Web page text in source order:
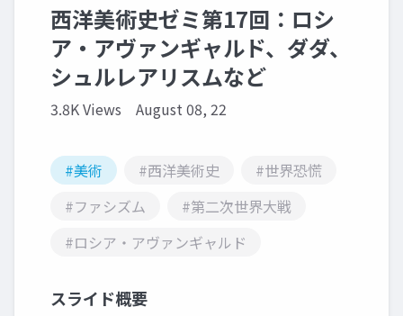
西洋美術史ゼミ第17回：ロシ
ア・アヴァンギャルド、ダダ、
シュルレアリスムなど
3.8K Views August 08, 22
#美術 #西洋美術史
#世界恐慌
#ファシズム
#第二次世界大戦
#ロシア・アヴァンギャルド
スライド概要